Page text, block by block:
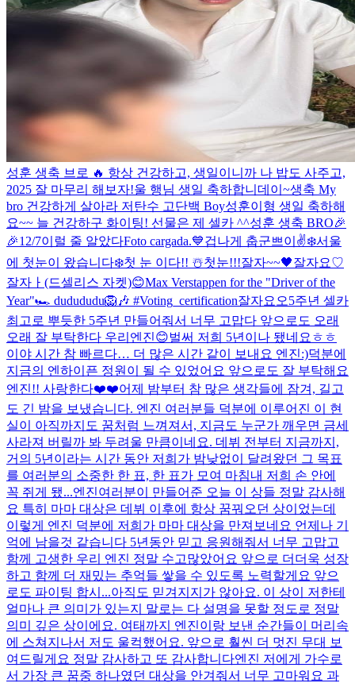
성훈 생축 브로 🔥 항상 건강하고, 생일이니까 나 밥도 사주고,
2025 잘 마무리 해보자!울 행님 생일 축하합니데이~생축 My
bro 건강하게 살아라 저탄수 고단백 Boy성훈이형 생일 축하해
요~~ 늘 건강하구 화이팅! 선물은 제 셀카 ^^성훈 생축 BRO🎉
🎉12/7이럴 줄 알았다Foto cargada.💙겁나게 춥군쁘이✌️❄️서울
에 첫눈이 왔습니다❄️첫 눈 이다!! ☃️첫눈!!!잘자~~🖤잘자요♡
잘자ㅏ(드셀리스 자켓)😊Max Verstappen for the "Driver of the
Year"🏎 dudududu🦁🎶 #Voting_certification잘자요오5주년 셀카
최고로 뿌듯한 5주년 만들어줘서 너무 고맙다 앞으로도 오래
오래 잘 부탁한다 우리엔진😊벌써 저희 5년이나 됐네요ㅎㅎ
이야 시간 참 빠르다… 더 많은 시간 같이 보내요 엔진:)덕분에
지금의 엔하이픈 정원이 될 수 있었어요 앞으로도 잘 부탁해요
엔진!! 사랑한다❤️❤️어제 밤부터 참 많은 생각들에 잠겨, 길고
도 긴 밤을 보냈습니다. 엔진 여러분들 덕분에 이루어진 이 현
실이 아직까지도 꿈처럼 느껴져서, 지금도 누군가 깨우면 금세
사라져 버릴까 봐 두려울 만큼이네요. 데뷔 전부터 지금까지,
거의 5년이라는 시간 동안 저희가 밤낮없이 달려왔던 그 목표
를 여러분의 소중한 한 표, 한 표가 모여 마침내 저희 손 안에
꼭 쥐게 됐...엔진여러분이 만들어준 오늘 이 상들 정말 감사해
요 특히 마마 대상은 데뷔 이후에 항상 꿈꿔오던 상이었는데
이렇게 엔진 덕분에 저희가 마마 대상을 만져보네요 언제나 기
억에 남을것 같습니다 5년동안 믿고 응원해줘서 너무 고맙고
함께 고생한 우리 엔진 정말 수고많았어요 앞으로 더더욱 성장
하고 함께 더 재밌는 추억들 쌓을 수 있도록 노력할게요 앞으
로도 파이팅 합시...아직도 믿겨지지가 않아요. 이 상이 저한테
얼마나 큰 의미가 있는지 말로는 다 설명을 못할 정도로 정말
의미 깊은 상이에요. 여태까지 엔진이랑 보낸 순간들이 머리속
에 스쳐지나서 저도 울컥했어요. 앞으로 훨씬 더 멋진 무대 보
여드릴게요 정말 감사하고 또 감사합니다엔진 저에게 가수로
서 가장 큰 꿈중 하나였던 대상을 안겨줘서 너무 고마워요 과